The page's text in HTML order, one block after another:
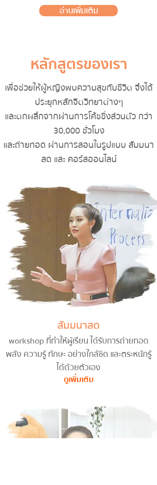
อ่านเพิ่มเติม
หลักสูตรของเรา
เพื่อช่วยให้ผู้หญิงพบความสุขกับชีวิต จึงได้
ประยุกหลักจิตวิทยาต่างๆ
และตกผลึกจากผ่านการโค้ชชิ่งส่วนตัว กว่า
30,000 ชั่วโมง
และถ่ายทอด ผ่านการสอนในรูปแบบ สัมมนา
สด และ คอร์สออนไลน์
สัมมนาสด
workshop ที่ทำให้ผู้เรียน ได้รับการถ่ายทอด
พลัง ความรู้ ทักษะ อย่างใกล้ชิด และตระหนักรู้
ได้ด้วยตัวเอง
ดูเพิ่มเติม